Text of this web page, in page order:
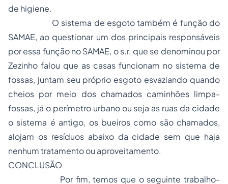
de higiene.
O sistema de esgoto também é função do
SAMAE, ao questionar um dos principais responsáveis
por essa função no SAMAE, o s.r. que se denominou por
Zezinho falou que as casas funcionam no sistema de
fossas, juntam seu próprio esgoto esvaziando quando
cheios por meio dos chamados caminhões limpa-
fossas, já o perímetro urbano ou seja as ruas da cidade
o sistema é antigo, os bueiros como são chamados,
alojam os resíduos abaixo da cidade sem que haja
nenhum tratamento ou aproveitamento.
CONCLUSÃO
Por fim, temos que o seguinte trabalho-